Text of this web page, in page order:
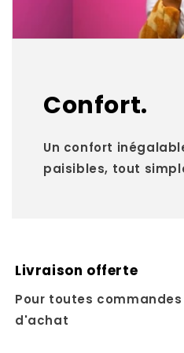
Confort.
Un confort
paisibles, tout
Livraison offerte
Pour toutes
d'achat